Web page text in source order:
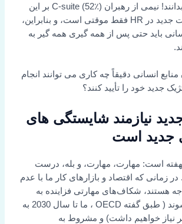
نیمی از رهبران C-suite (52٪) بر این
این تغییرات جدید در HR فقط موقتی است، و بنابراین،
باید حتی پس از همه گیری همه گیر به
انسانی دقیقاً چه کاری می توانند انجام
جدید خود را تأیید کنند؟
نیازمند شایستگی های
جدید است
است: مهارت، مهارت، و بله، درست
زمانی که اقتصاد و بازارهای کار ما با عدم
هستند، شکاف‌های مهارتی فزاینده به
( طبق گفته OECD
، ما تا سال 2030 به
نفر نیاز خواهیم داشت) و مشروط به